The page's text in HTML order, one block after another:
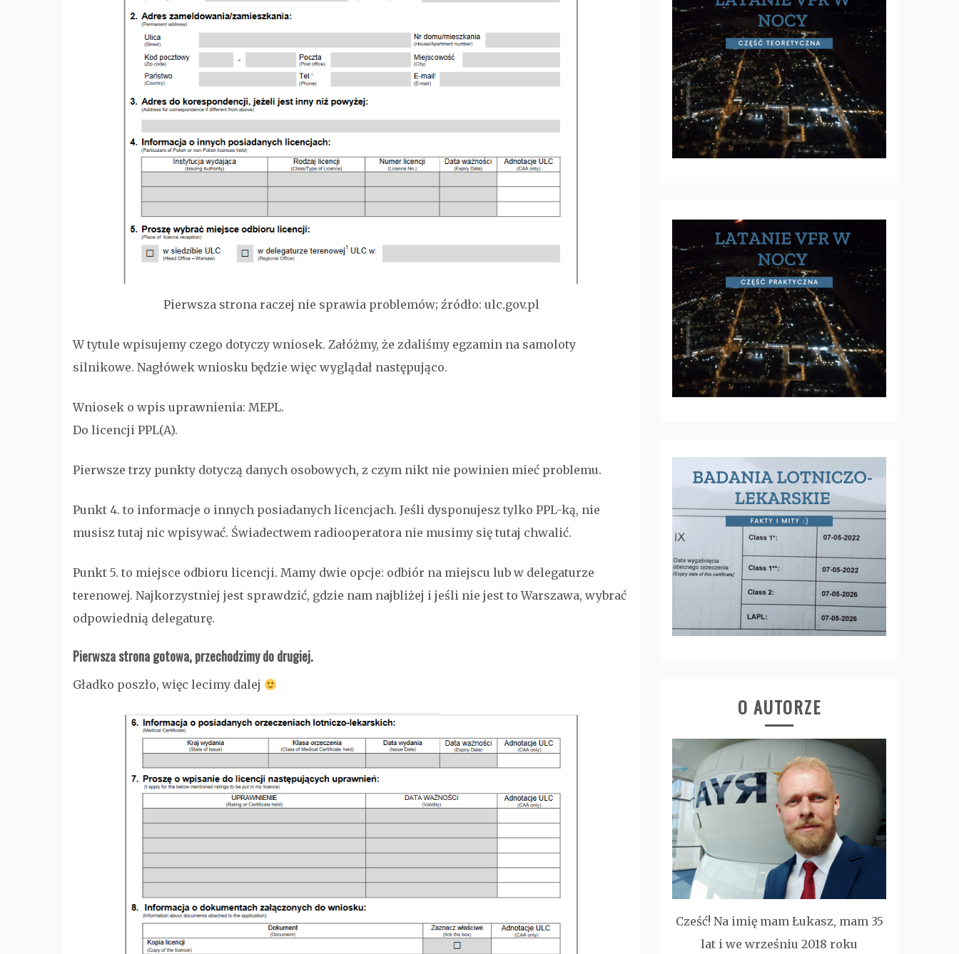
Pierwsza strona raczej nie sprawia problemów; źródło: ulc.gov.pl
W tytule wpisujemy czego dotyczy wniosek. Załóżmy, że zdaliśmy egzamin na samoloty
silnikowe. Nagłówek wniosku będzie więc wyglądał następująco.
Wniosek o wpis uprawnienia: MEPL.
Do licencji PPL(A).
Pierwsze trzy punkty dotyczą danych osobowych, z czym nikt nie powinien mieć problemu.
Punkt 4. to informacje o innych posiadanych licencjach. Jeśli dysponujesz tylko PPL-ką, nie
musisz tutaj nic wpisywać. Świadectwem radiooperatora nie musimy się tutaj chwalić.
Punkt 5. to miejsce odbioru licencji. Mamy dwie opcje: odbiór na miejscu lub w delegaturze
terenowej. Najkorzystniej jest sprawdzić, gdzie nam najbliżej i jeśli nie jest to Warszawa, wybrać
odpowiednią delegaturę.
Pierwsza strona gotowa, przechodzimy do drugiej.
Gładko poszło, więc lecimy dalej
O AUTORZE
Cześć! Na imię mam Łukasz, mam 35
lat i we wrześniu 2018 roku